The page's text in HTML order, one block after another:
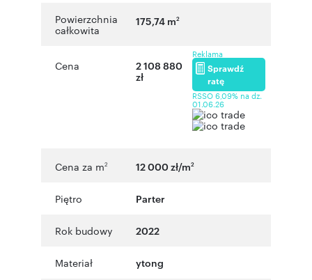
Powierzchnia
całkowita
175,74 m2
Cena
2 108 880
zł
Reklama
Sprawdź
ratę
RSSO 6,09% na dz.
01.06.26
Cena za m2 12 000 zł/m2
Piętro Parter
Rok budowy 2022
Materiał ytong